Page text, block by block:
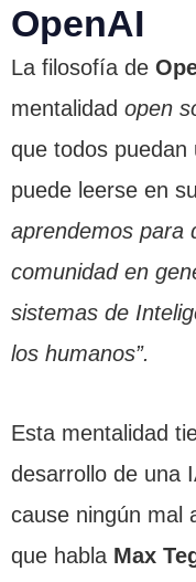
OpenAI
La filosofía de
mentalidad open
que todos puedan
puede leerse en
aprendemos para
comunidad en
sistemas de
los humanos”.
Esta mentalidad
desarrollo de una
cause ningún mal
que habla Max